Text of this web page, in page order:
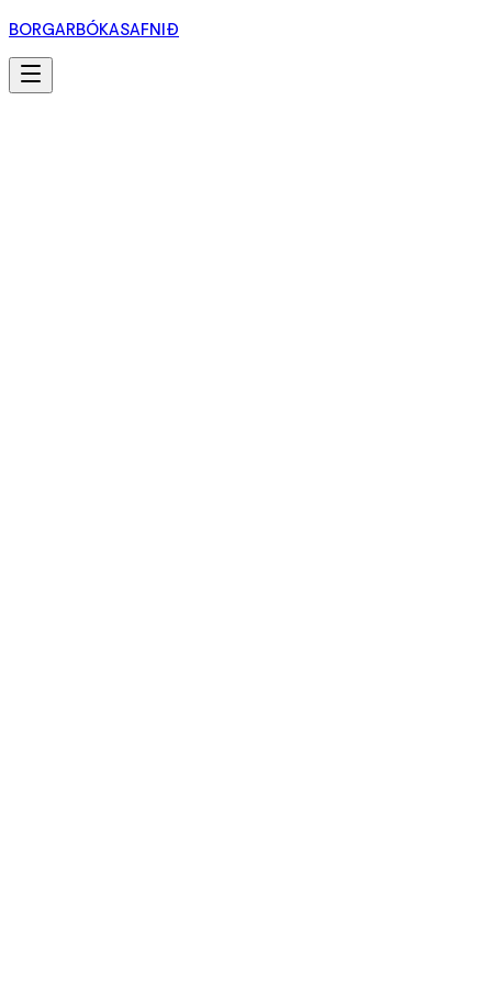
BORGARBÓKASAFNIÐ